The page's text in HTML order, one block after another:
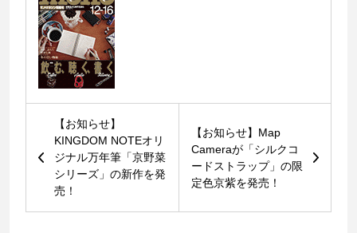
【お知らせ】
KINGDOM NOTEオリ
ジナル万年筆「京野菜
シリーズ」の新作を発
売！
【お知らせ】Map
Cameraが「シルクコ
ードストラップ」の限
定色京紫を発売！